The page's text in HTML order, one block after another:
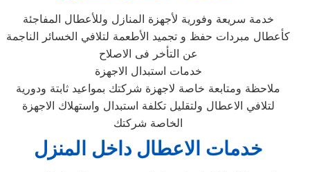
خدمة سريعة وفورية لأجهزة المنازل وللأعطال المفاجئة
كأعطال مبردات حفظ و تجميد الأطعمة لتلافي الخسائر الناجمة
عن التأخر فى الاصلاح
خدمات استبدال الاجهزة
ملاحظة ومتابعة خاصة لاجهزة شركتك بمواعيد ثابتة ودورية
لتلافي الاعطال ولتقليل تكلفة استبدال واستهلاك الاجهزة
الخاصة شركتك
خدمات الاعطال داخل المنزل